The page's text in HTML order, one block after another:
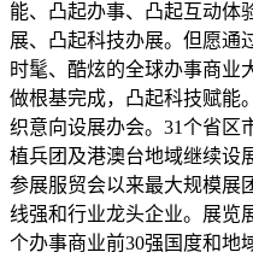
能、凸起办事、凸起互动体
展、凸起科技办展。但愿通
时髦、酷炫的全球办事商业
做根基完成，凸起科技赋能
织意向设展办会。31个省区
植兵团及港澳台地域继续设
参展服贸会以来最大规模展
线强和行业龙头企业。展览
个办事商业前30强国度和地